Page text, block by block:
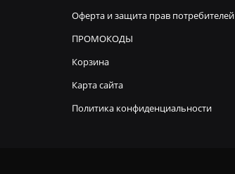
Оферта и защита прав потребителей
ПРОМОКОДЫ
Корзина
Карта сайта
Политика конфиденциальности